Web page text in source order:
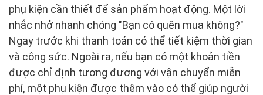
phụ kiện cần thiết để sản phẩm hoạt động. Một lời
nhắc nhở nhanh chóng "Bạn có quên mua không?"
Ngay trước khi thanh toán có thể tiết kiệm thời gian
và công sức. Ngoài ra, nếu bạn có một khoản tiền
được chỉ định tương đương với vận chuyển miễn
phí, một phụ kiện được thêm vào có thể giúp người